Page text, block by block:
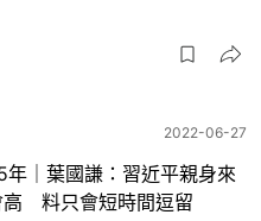
2022-06-27
年｜葉國謙：習近平親身來
高 料只會短時間逗留